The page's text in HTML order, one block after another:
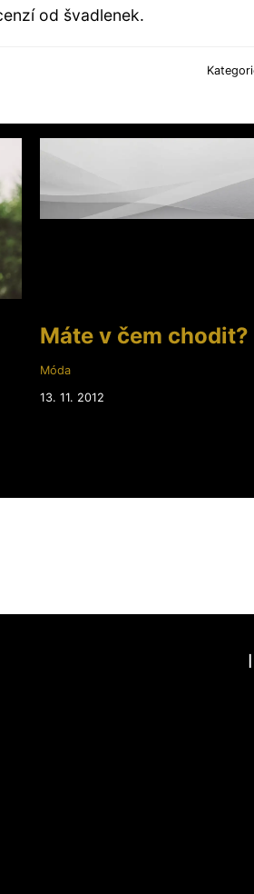
od švadlenek.
Máte v čem chodit?
Móda
13. 11. 2012